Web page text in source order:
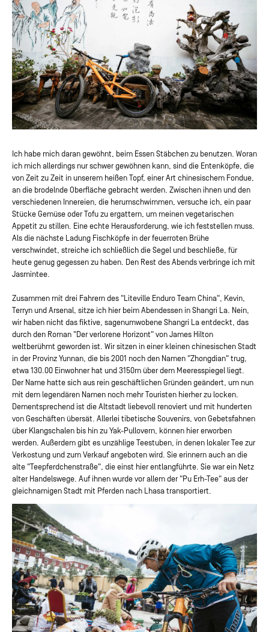
Ich habe mich daran gewöhnt, beim Essen Stäbchen zu benutzen. Woran
ich mich allerdings nur schwer gewöhnen kann, sind die Entenköpfe, die
von Zeit zu Zeit in unserem heißen Topf, einer Art chinesischem Fondue,
an die brodelnde Oberfläche gebracht werden. Zwischen ihnen und den
verschiedenen Innereien, die herumschwimmen, versuche ich, ein paar
Stücke Gemüse oder Tofu zu ergattern, um meinen vegetarischen
Appetit zu stillen. Eine echte Herausforderung, wie ich feststellen muss.
Als die nächste Ladung Fischköpfe in der feuerroten Brühe
verschwindet, streiche ich schließlich die Segel und beschließe, für
heute genug gegessen zu haben. Den Rest des Abends verbringe ich mit
Jasmintee.
Zusammen mit drei Fahrern des "Liteville Enduro Team China", Kevin,
Terryn und Arsenal, sitze ich hier beim Abendessen in Shangri La. Nein,
wir haben nicht das fiktive, sagenumwobene Shangri La entdeckt, das
durch den Roman "Der verlorene Horizont" von James Hilton
weltberühmt geworden ist. Wir sitzen in einer kleinen chinesischen Stadt
in der Provinz Yunnan, die bis 2001 noch den Namen "Zhongdian" trug,
etwa 130.00 Einwohner hat und 3150m über dem Meeresspiegel liegt.
Der Name hatte sich aus rein geschäftlichen Gründen geändert, um nun
mit dem legendären Namen noch mehr Touristen hierher zu locken.
Dementsprechend ist die Altstadt liebevoll renoviert und mit hunderten
von Geschäften übersät. Allerlei tibetische Souvenirs, von Gebetsfahnen
über Klangschalen bis hin zu Yak-Pullovern, können hier erworben
werden. Außerdem gibt es unzählige Teestuben, in denen lokaler Tee zur
Verkostung und zum Verkauf angeboten wird. Sie erinnern auch an die
alte "Teepferdchenstraße", die einst hier entlangführte. Sie war ein Netz
alter Handelswege. Auf ihnen wurde vor allem der "Pu Erh-Tee" aus der
gleichnamigen Stadt mit Pferden nach Lhasa transportiert.